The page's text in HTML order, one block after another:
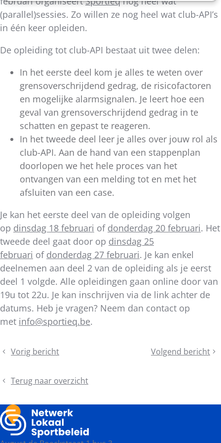
(parallel)sessies. Zo willen ze nog heel wat club-API’s
in één keer opleiden.
De opleiding tot club-API bestaat uit twee delen:
In het eerste deel kom je alles te weten over
grensoverschrijdend gedrag, de risicofactoren
en mogelijke alarmsignalen. Je leert hoe een
geval van grensoverschrijdend gedrag in te
schatten en gepast te reageren.
In het tweede deel leer je alles over jouw rol als
club-API. Aan de hand van een stappenplan
doorlopen we het hele proces van het
ontvangen van een melding tot en met het
afsluiten van een case.
Je kan het eerste deel van de opleiding volgen
op dinsdag 18 februari of donderdag 20 februari. Het
tweede deel gaat door op dinsdag 25
februari of donderdag 27 februari. Je kan enkel
deelnemen aan deel 2 van de opleiding als je eerst
deel 1 volgde. Alle opleidingen gaan online door van
19u tot 22u. Je kan inschrijven via de link achter de
datums. Heb je vragen? Neem dan contact op
met info@sportieq.be.
Deel
bericht
Vorig bericht
Telex
Volgend bericht
Data
Terug naar overzicht